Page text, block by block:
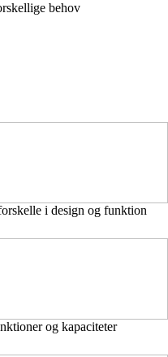
behov
i design og funktion
og kapaciteter